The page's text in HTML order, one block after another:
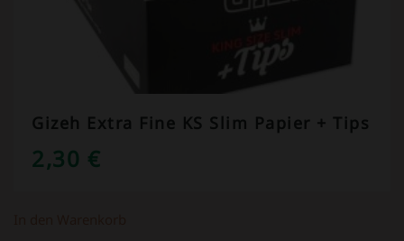
Gizeh Extra Fine KS Slim Papier + Tips
2,30 €